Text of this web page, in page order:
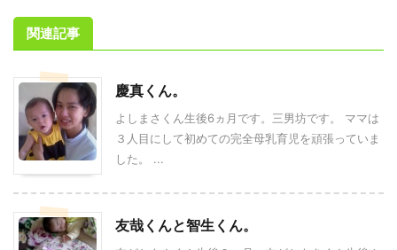
関連記事
慶真くん。
よしまさくん生後6ヵ月です。三男坊です。 ママは
３人目にして初めての完全母乳育児を頑張っていま
した。 ...
友哉くんと智生くん。